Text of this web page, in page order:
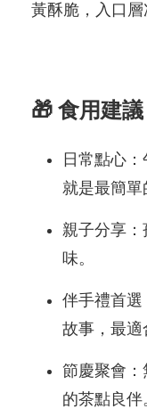
黃酥脆，入口層
🎁 食用建議
日常點心
就是最簡單
親子分享：
味。
伴手禮首
故事，最適
節慶聚會：
的茶點良伴